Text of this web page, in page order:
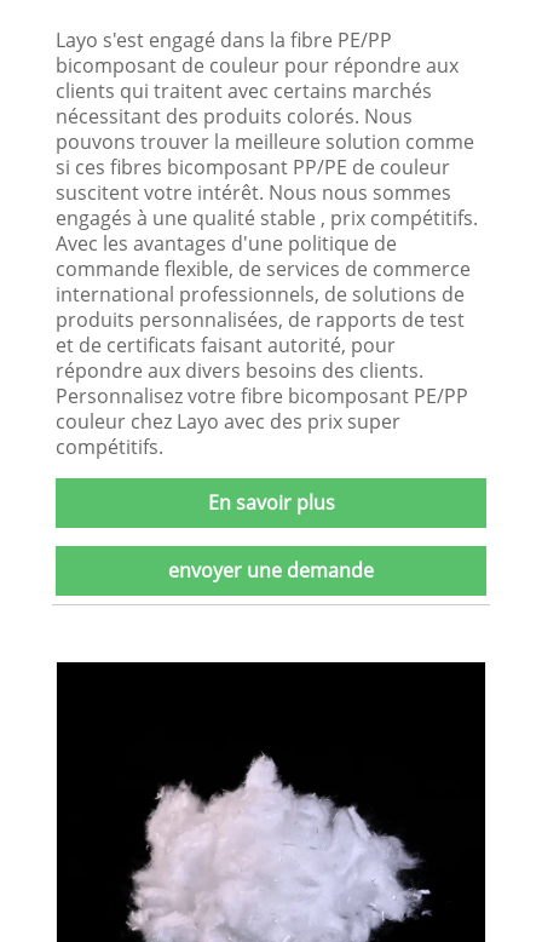
Layo s'est engagé dans la fibre PE/PP
bicomposant de couleur pour répondre aux
clients qui traitent avec certains marchés
nécessitant des produits colorés. Nous
pouvons trouver la meilleure solution comme
si ces fibres bicomposant PP/PE de couleur
suscitent votre intérêt. Nous nous sommes
engagés à une qualité stable , prix compétitifs.
Avec les avantages d'une politique de
commande flexible, de services de commerce
international professionnels, de solutions de
produits personnalisées, de rapports de test
et de certificats faisant autorité, pour
répondre aux divers besoins des clients.
Personnalisez votre fibre bicomposant PE/PP
couleur chez Layo avec des prix super
compétitifs.
En savoir plus
envoyer une demande